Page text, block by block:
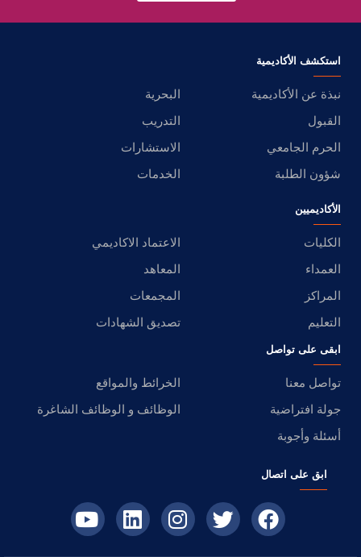
استكشف الأكاديمية
نبذة عن الأكاديمية
البحرية
القبول
التدريب
الحرم الجامعي
الاستشارات
شؤون الطلبة
الخدمات
الأكاديميين
الكليات
الاعتماد الاكاديمي
العمداء
المعاهد
المراكز
المجمعات
التعليم
تصديق الشهادات
ابقى على تواصل
تواصل معنا
الخرائط والمواقع
جولة افتراضية
الوظائف و الوظائف الشاغرة
أسئلة وأجوبة
ابق على اتصال